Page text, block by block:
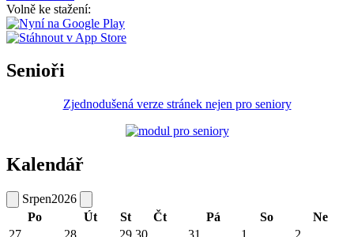
Volně ke stažení:
Senioři
Zjednodušená verze stránek nejen pro seniory
Kalendář
Srpen2026
Po
Út St Čt Pá So
Ne